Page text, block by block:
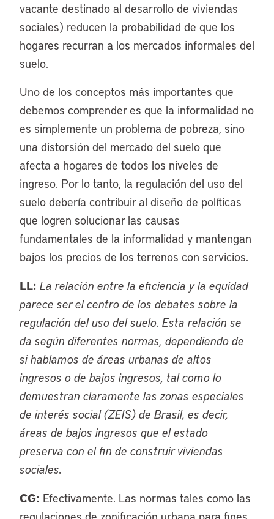
vacante destinado al desarrollo de viviendas
sociales) reducen la probabilidad de que los
hogares recurran a los mercados informales del
suelo.
Uno de los conceptos más importantes que
debemos comprender es que la informalidad no
es simplemente un problema de pobreza, sino
una distorsión del mercado del suelo que
afecta a hogares de todos los niveles de
ingreso. Por lo tanto, la regulación del uso del
suelo debería contribuir al diseño de políticas
que logren solucionar las causas
fundamentales de la informalidad y mantengan
bajos los precios de los terrenos con servicios.
LL: La relación entre la eficiencia y la equidad
parece ser el centro de los debates sobre la
regulación del uso del suelo. Esta relación se
da según diferentes normas, dependiendo de
si hablamos de áreas urbanas de altos
ingresos o de bajos ingresos, tal como lo
demuestran claramente las zonas especiales
de interés social (ZEIS) de Brasil, es decir,
áreas de bajos ingresos que el estado
preserva con el fin de construir viviendas
sociales.
CG: Efectivamente. Las normas tales como las